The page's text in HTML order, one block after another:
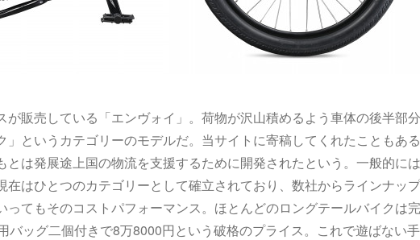
販売している「エンヴォイ」。荷物が沢山積めるよう車体の後半部分
というカテゴリーのモデルだ。当サイトに寄稿してくれたこともある
とは発展途上国の物流を支援するために開発されたという。一般的には
在はひとつのカテゴリーとして確立されており、数社からラインナップ
ってもそのコストパフォーマンス。ほとんどのロングテールバイクは完
バッグ二個付きで8万8000円という破格のプライス。これで遊ばない手